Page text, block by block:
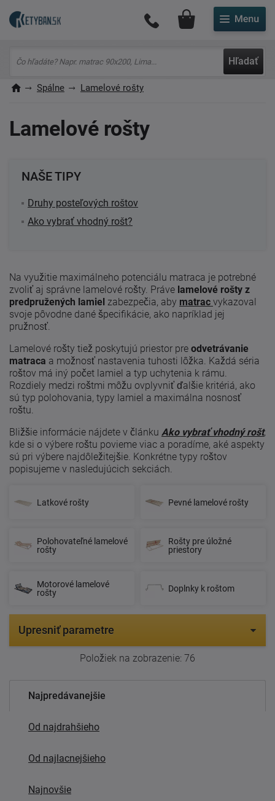
Hľadať
Môj účet
Spálne Lamelové rošty
Lamelové rošty
NAŠE TIPY
Druhy posteľových roštov
Ako vybrať vhodný rošt?
Na využitie maximálneho potenciálu matraca je potrebné
zvoliť aj správne lamelové rošty. Práve lamelové rošty z
predpružených lamiel zabezpečia, aby matrac vykazoval
svoje pôvodne dané špecifikácie, ako napríklad jej
pružnosť.
Lamelové rošty tiež poskytujú priestor pre odvetrávanie
matraca a možnosť nastavenia tuhosti lôžka. Každá séria
roštov má iný počet lamiel a typ uchytenia k rámu.
Rozdiely medzi roštmi môžu ovplyvniť ďalšie kritériá, ako
sú typ polohovania, typy lamiel a maximálna nosnosť
roštu.
Bližšie informácie nájdete v článku Ako vybrať vhodný rošt,
kde si o výbere roštu povieme viac a poradíme, aké aspekty
sú pri výbere najdôležitejšie. Konkrétne typy roštov
popisujeme v nasledujúcich sekciách.
Latkové rošty Pevné lamelové rošty
Polohovateľné lamelové
rošty
Rošty pre úložné
priestory
Motorové lamelové
rošty
Doplnky k roštom
Upresniť parametre
Položiek na zobrazenie: 76
Najpredávanejšie
Od najdrahšieho
Od najlacnejšieho
Najnovšie